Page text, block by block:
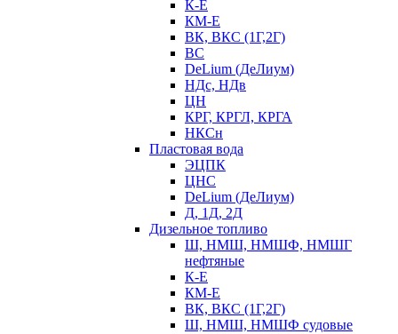
К-Е
КМ-Е
ВК, ВКС (1Г,2Г)
ВС
DeLium (ДеЛиум)
НДс, НДв
ЦН
КРГ, КРГЛ, КРГА
НКСн
Пластовая вода
ЭЦПК
ЦНС
DeLium (ДеЛиум)
Д, 1Д, 2Д
Дизельное топливо
Ш, НМШ, НМШФ, НМШГ
нефтяные
К-Е
КМ-Е
ВК, ВКС (1Г,2Г)
Ш, НМШ, НМШФ судовые